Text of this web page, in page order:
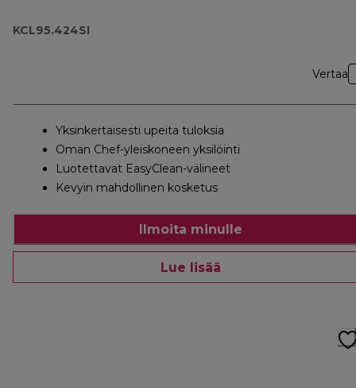
KCL95.424SI
Vertaa
Yksinkertaisesti upeita tuloksia
Oman Chef-yleiskoneen yksilöinti
Luotettavat EasyClean-välineet
Kevyin mahdollinen kosketus
Ilmoita minulle
Lue lisää